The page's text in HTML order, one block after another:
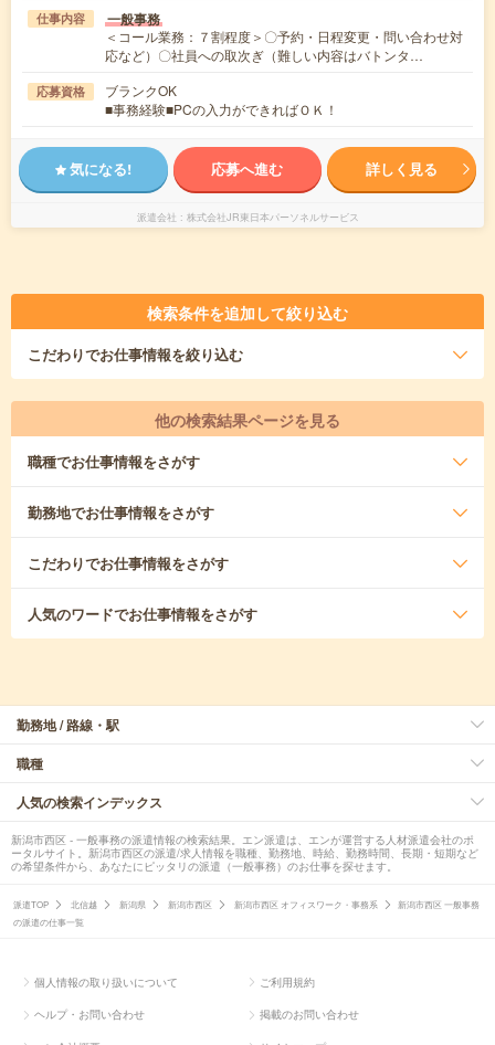
仕事内容 一般事務
＜コール業務：７割程度＞〇予約・日程変更・問い合わせ対
応など）〇社員への取次ぎ（難しい内容はバトンタ…
応募資格
ブランクOK
■事務経験■PCの入力ができればＯＫ！
気になる! 応募へ進む 詳しく見る
派遣会社 株式会社JR東日本パーソネルサービス
検索条件を追加して絞り込む
こだわりでお仕事情報を絞り込む
他の検索結果ページを見る
職種でお仕事情報をさがす
勤務地でお仕事情報をさがす
こだわりでお仕事情報をさがす
人気のワードでお仕事情報をさがす
勤務地 / 路線・駅
職種
人気の検索インデックス
新潟市西区 - 一般事務の派遣情報の検索結果。エン派遣は、エンが運営する人材派遣会社のポ
ータルサイト。新潟市西区の派遣/求人情報を職種、勤務地、時給、勤務時間、長期・短期など
の希望条件から、あなたにピッタリの派遣（一般事務）のお仕事を探せます。
派遣TOP 北信越 新潟県 新潟市西区 新潟市西区 オフィスワーク・事務系
新潟市西区 一般事務
の派遣の仕事一覧
個人情報の取り扱いについて ご利用規約
ヘルプ・お問い合わせ 掲載のお問い合わせ